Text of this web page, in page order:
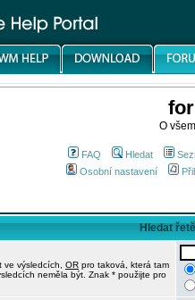
O
FAQ Hledat
Osobní nastavení
Hledat
ve výsledcích, OR pro taková, která tam
neměla být. Znak * použijte pro